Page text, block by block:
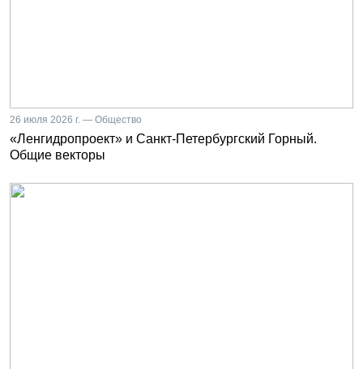
26 июля 2026 г. — Общество
«Ленгидропроект» и Санкт-Петербургский Горный.
Общие векторы